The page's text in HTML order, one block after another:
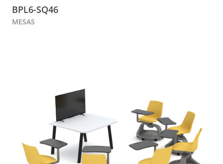
BPL6-SQ46
MESAS